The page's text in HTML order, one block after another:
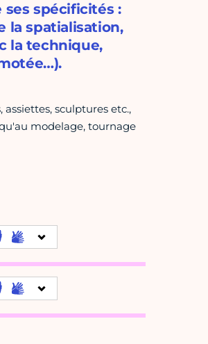
spécificités :
la spatialisation,
la technique,
sculptures etc.,
modelage, tournage